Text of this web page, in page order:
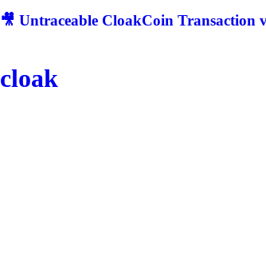
🎥 Untraceable CloakCoin Transaction
cloak